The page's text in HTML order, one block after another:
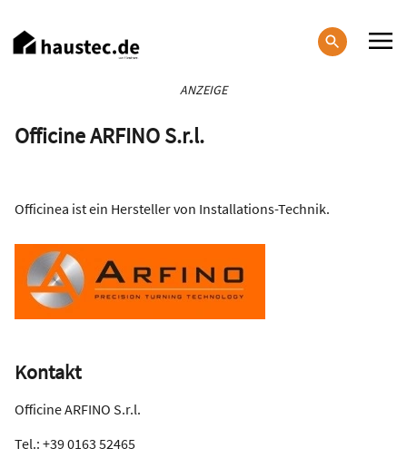
zum
Inhalt
ANZEIGE
Officine ARFINO S.r.l.
Officinea ist ein Hersteller von Installations-Technik.
Kontakt
Officine ARFINO S.r.l.
Tel.: +39 0163 52465